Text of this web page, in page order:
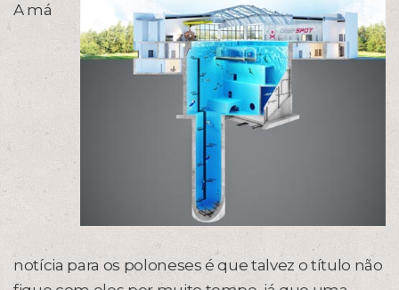
A má
notícia para os poloneses é que talvez o título não